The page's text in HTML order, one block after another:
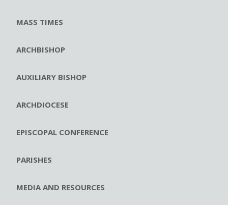
MASS TIMES
ARCHBISHOP
AUXILIARY BISHOP
ARCHDIOCESE
EPISCOPAL CONFERENCE
PARISHES
MEDIA AND RESOURCES